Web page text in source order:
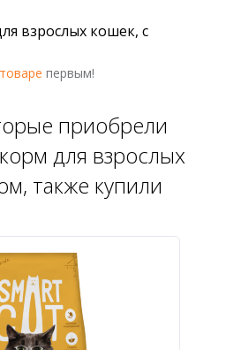
взрослых кошек, с
первым!
приобрели
для взрослых
также купили